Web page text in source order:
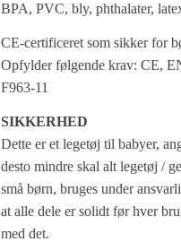
BPA, PVC, bly, phthalater,
CE-certificeret som sikker for
Opfylder følgende krav: CE,
F963-11
SIKKERHED
Dette er et legetøj til babyer,
desto mindre skal alt legetøj /
små børn, bruges under
at alle dele er solidt før hver
med det.